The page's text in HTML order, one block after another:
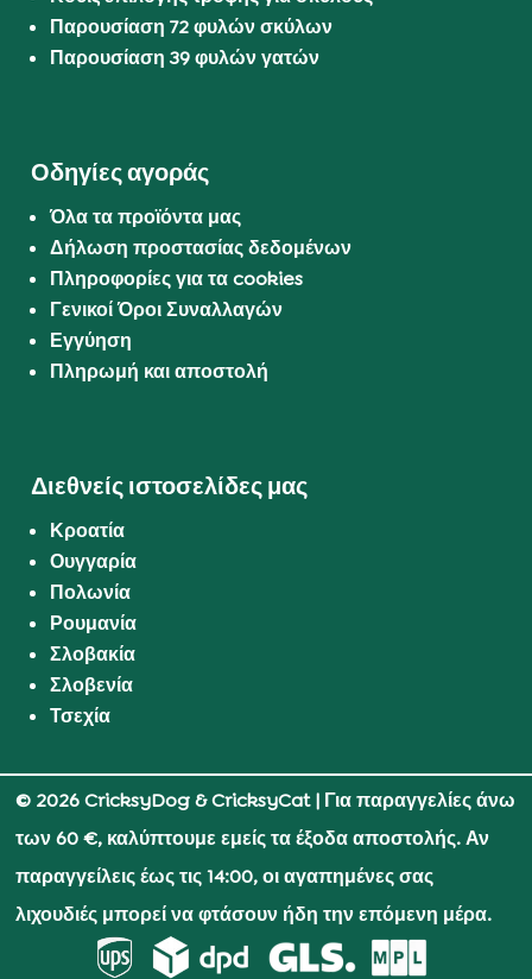
Παρουσίαση 72 φυλών σκύλων
Παρουσίαση 39 φυλών γατών
Οδηγίες αγοράς
Όλα τα προϊόντα μας
Δήλωση προστασίας δεδομένων
Πληροφορίες για τα cookies
Γενικοί Όροι Συναλλαγών
Εγγύηση
Πληρωμή και αποστολή
Διεθνείς ιστοσελίδες μας
Κροατία
Ουγγαρία
Πολωνία
Ρουμανία
Σλοβακία
Σλοβενία
Τσεχία
© 2026 CricksyDog & CricksyCat| Για παραγγελίες άνω
των 60 €, καλύπτουμε εμείς τα έξοδα αποστολής. Αν
παραγγείλεις έως τις 14:00, οι αγαπημένες σας
λιχουδιές μπορεί να φτάσουν ήδη την επόμενη μέρα.